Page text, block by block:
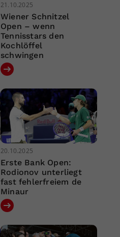
21.10.2025
Wiener Schnitzel
Open – wenn
Tennisstars den
Kochlöffel
schwingen
20.10.2025
Erste Bank Open:
Rodionov unterliegt
fast fehlerfreiem de
Minaur